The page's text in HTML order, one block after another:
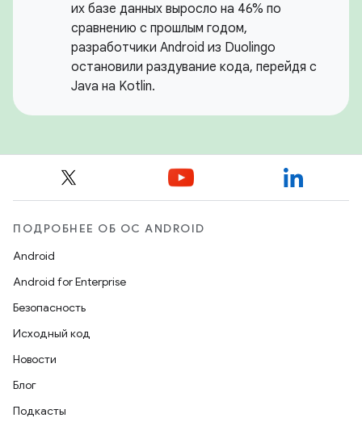
их базе данных выросло на 46% по
сравнению с прошлым годом,
разработчики Android из Duolingo
остановили раздувание кода, перейдя с
Java на Kotlin.
ПОДРОБНЕЕ ОБ ОС ANDROID
Android
Android for Enterprise
Безопасность
Исходный код
Новости
Блог
Подкасты